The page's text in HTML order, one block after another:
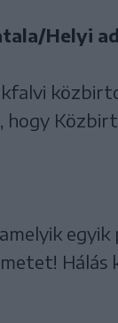
Helyi
Hálás